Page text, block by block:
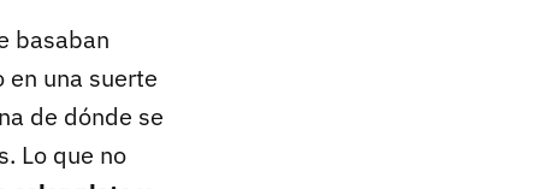
basaban
una suerte
de dónde se
Lo que no